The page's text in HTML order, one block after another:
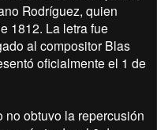
Rodríguez, quien
1812. La letra fue
al compositor Blas
oficialmente el 1 de
no obtuvo la repercusión